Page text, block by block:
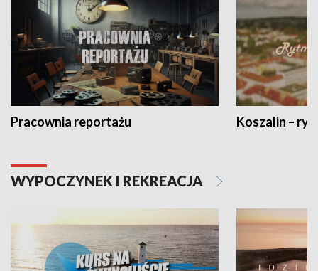
Pracownia reportażu Koszalin –
WYPOCZYNEK I REKREACJA